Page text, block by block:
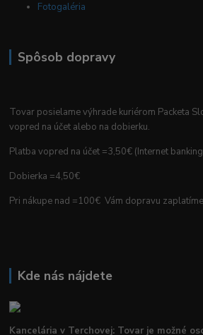
Fotogaléria
Spôsob dopravy
Tovar posielame výhrade kuriérom Packeta
vopred na účet alebo na dobierku.
Platba vopred na účet =3,50€ (Internet
Dobierka =4,50€
Pri nákupe nad =100€ Vám dopravu zaplatíme
Kde nás nájdete
Kancelária v Terchovej: Tovar je možné